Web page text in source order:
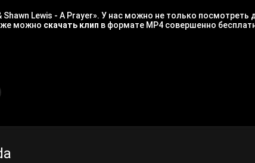
Lewis - A Prayer». У нас можно не только посмотреть
можно скачать клип в формате MP4 совершенно